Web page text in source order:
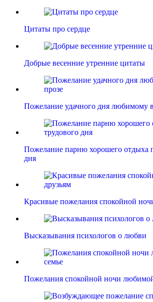
Цитаты про сердце
Добрые весенние утренние цитаты
Пожелание удачного дня любимому
Пожелание парню хорошего отдыха
дня
Красивые пожелания спокойной
Высказывания психологов о любви
Пожелания спокойной ночи